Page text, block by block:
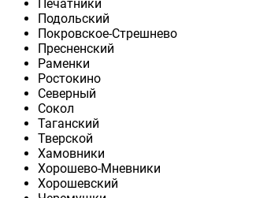
Печатники
Подольский
Покровское-Стрешнево
Пресненский
Раменки
Ростокино
Северный
Сокол
Таганский
Тверской
Хамовники
Хорошево-Мневники
Хорошевский